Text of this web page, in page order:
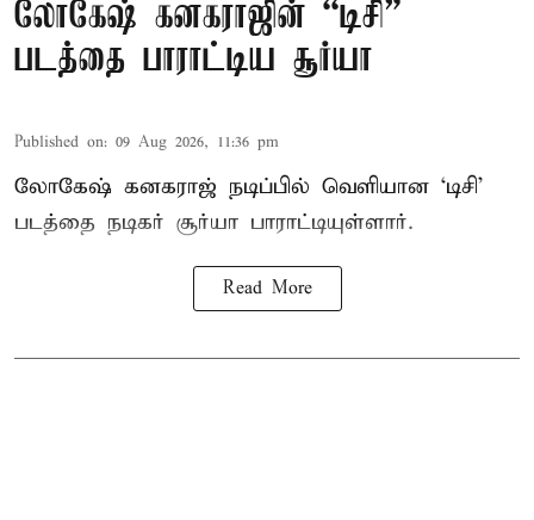
லோகேஷ் கனகராஜின் “டிசி”
படத்தை பாராட்டிய சூர்யா
Published on: 09 Aug 2026, 11:36 pm
லோகேஷ் கனகராஜ் நடிப்பில் வெளியான ‘டிசி’
படத்தை நடிகர் சூர்யா பாராட்டியுள்ளார்.
Read More